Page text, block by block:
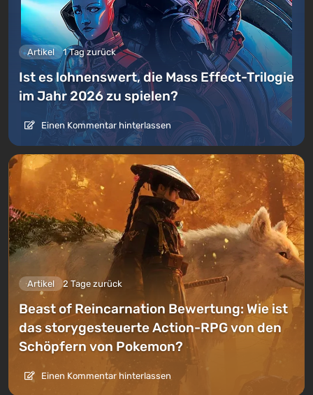
Artikel 1 Tag zurück
Ist es lohnenswert, die Mass Effect-Trilogie
im Jahr 2026 zu spielen?
Einen Kommentar hinterlassen
Artikel 2 Tage zurück
Beast of Reincarnation Bewertung: Wie ist
das storygesteuerte Action-RPG von den
Schöpfern von Pokemon?
Einen Kommentar hinterlassen